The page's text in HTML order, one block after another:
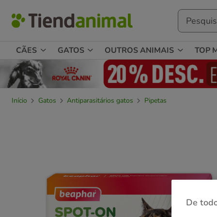
CÃES GATOS OUTROS ANIMAIS TOP
Início Gatos Antiparasitários gatos
Pipetas
De